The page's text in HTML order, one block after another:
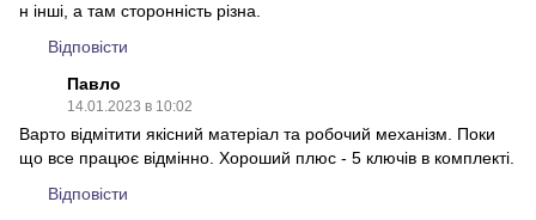
н інші, а там сторонність різна.
Відповісти
Павло
14.01.2023 в 10:02
Варто відмітити якісний матеріал та робочий механізм. Поки
що все працює відмінно. Хороший плюс - 5 ключів в комплекті.
Відповісти